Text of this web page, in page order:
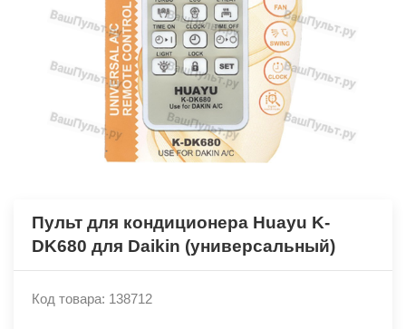
Пульт для кондиционера Huayu K-
DK680 для Daikin (универсальный)
Код товара: 138712